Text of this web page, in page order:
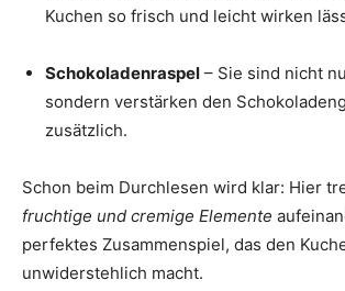
Kuchen so frisch und leicht wirken
Schokoladenraspel – Sie sind nicht
sondern verstärken den
zusätzlich.
Schon beim Durchlesen wird klar: Hier
fruchtige und cremige Elemente
perfektes Zusammenspiel, das den
unwiderstehlich macht.